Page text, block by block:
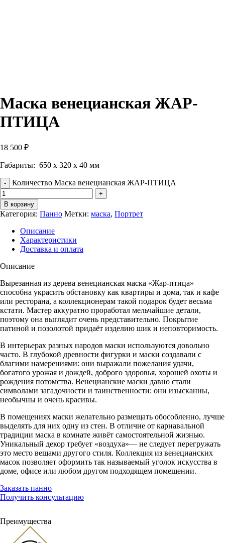
Маска венецианская ЖАР-
ПТИЦА
18 500 ₽
Габариты: 650 х 320 х 40 мм
Количество Маска венецианская ЖАР-ПТИЦА
В корзину
Категория: Панно Метки: маска, Портрет
Описание
Характеристики
Доставка и оплата
Описание
Вырезанная из дерева венецианская маска «Жар-птица»
способна украсить обстановку как квартиры и дома, так и кафе
или ресторана, а коллекционерам такой подарок будет весьма
кстати. Мастер аккуратно проработал мельчайшие детали,
поэтому она выглядит очень представительно. Покрытие
патиной и позолотой придаёт изделию шик и неповторимость.
В интерьерах разных народов маски используются довольно
часто. В глубокой древности фигурки и маски создавали с
благими намерениями: они выражали пожелания удачи,
богатого урожая и дождей, доброго здоровья, хорошей охоты и
рождения потомства. Венецианские маски давно стали
символами загадочности и таинственности: они изысканны,
необычны и очень красивы.
В помещениях маски желательно размещать обособленно, лучше
выделять для них одну из стен. В отличие от карнавальной
традиции маска в комнате живёт самостоятельной жизнью.
Уникальный декор требует «воздуха»— не следует перегружать
это место вещами другого стиля. Коллекция из венецианских
масок позволяет оформить так называемый уголок искусства в
доме, офисе или любом другом подходящем помещении.
Заказать панно
Получить консультацию
Преимущества